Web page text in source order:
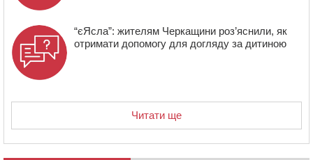
“єЯсла”: жителям Черкащини роз’яснили, як
отримати допомогу для догляду за дитиною
Читати ще